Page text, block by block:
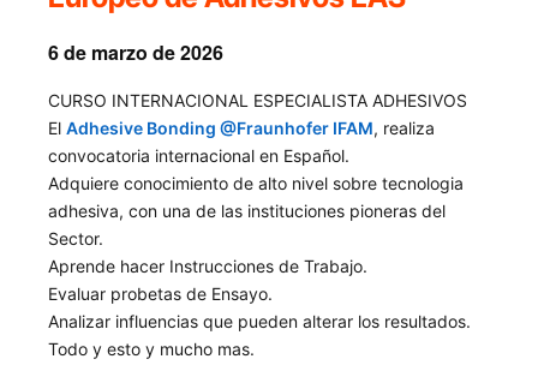
6 de marzo de 2026
CURSO INTERNACIONAL ESPECIALISTA ADHESIVOS
El Adhesive Bonding @Fraunhofer IFAM, realiza
convocatoria internacional en Español.
Adquiere conocimiento de alto nivel sobre tecnologia
adhesiva, con una de las instituciones pioneras del
Sector.
Aprende hacer Instrucciones de Trabajo.
Evaluar probetas de Ensayo.
Analizar influencias que pueden alterar los resultados.
Todo y esto y mucho mas.